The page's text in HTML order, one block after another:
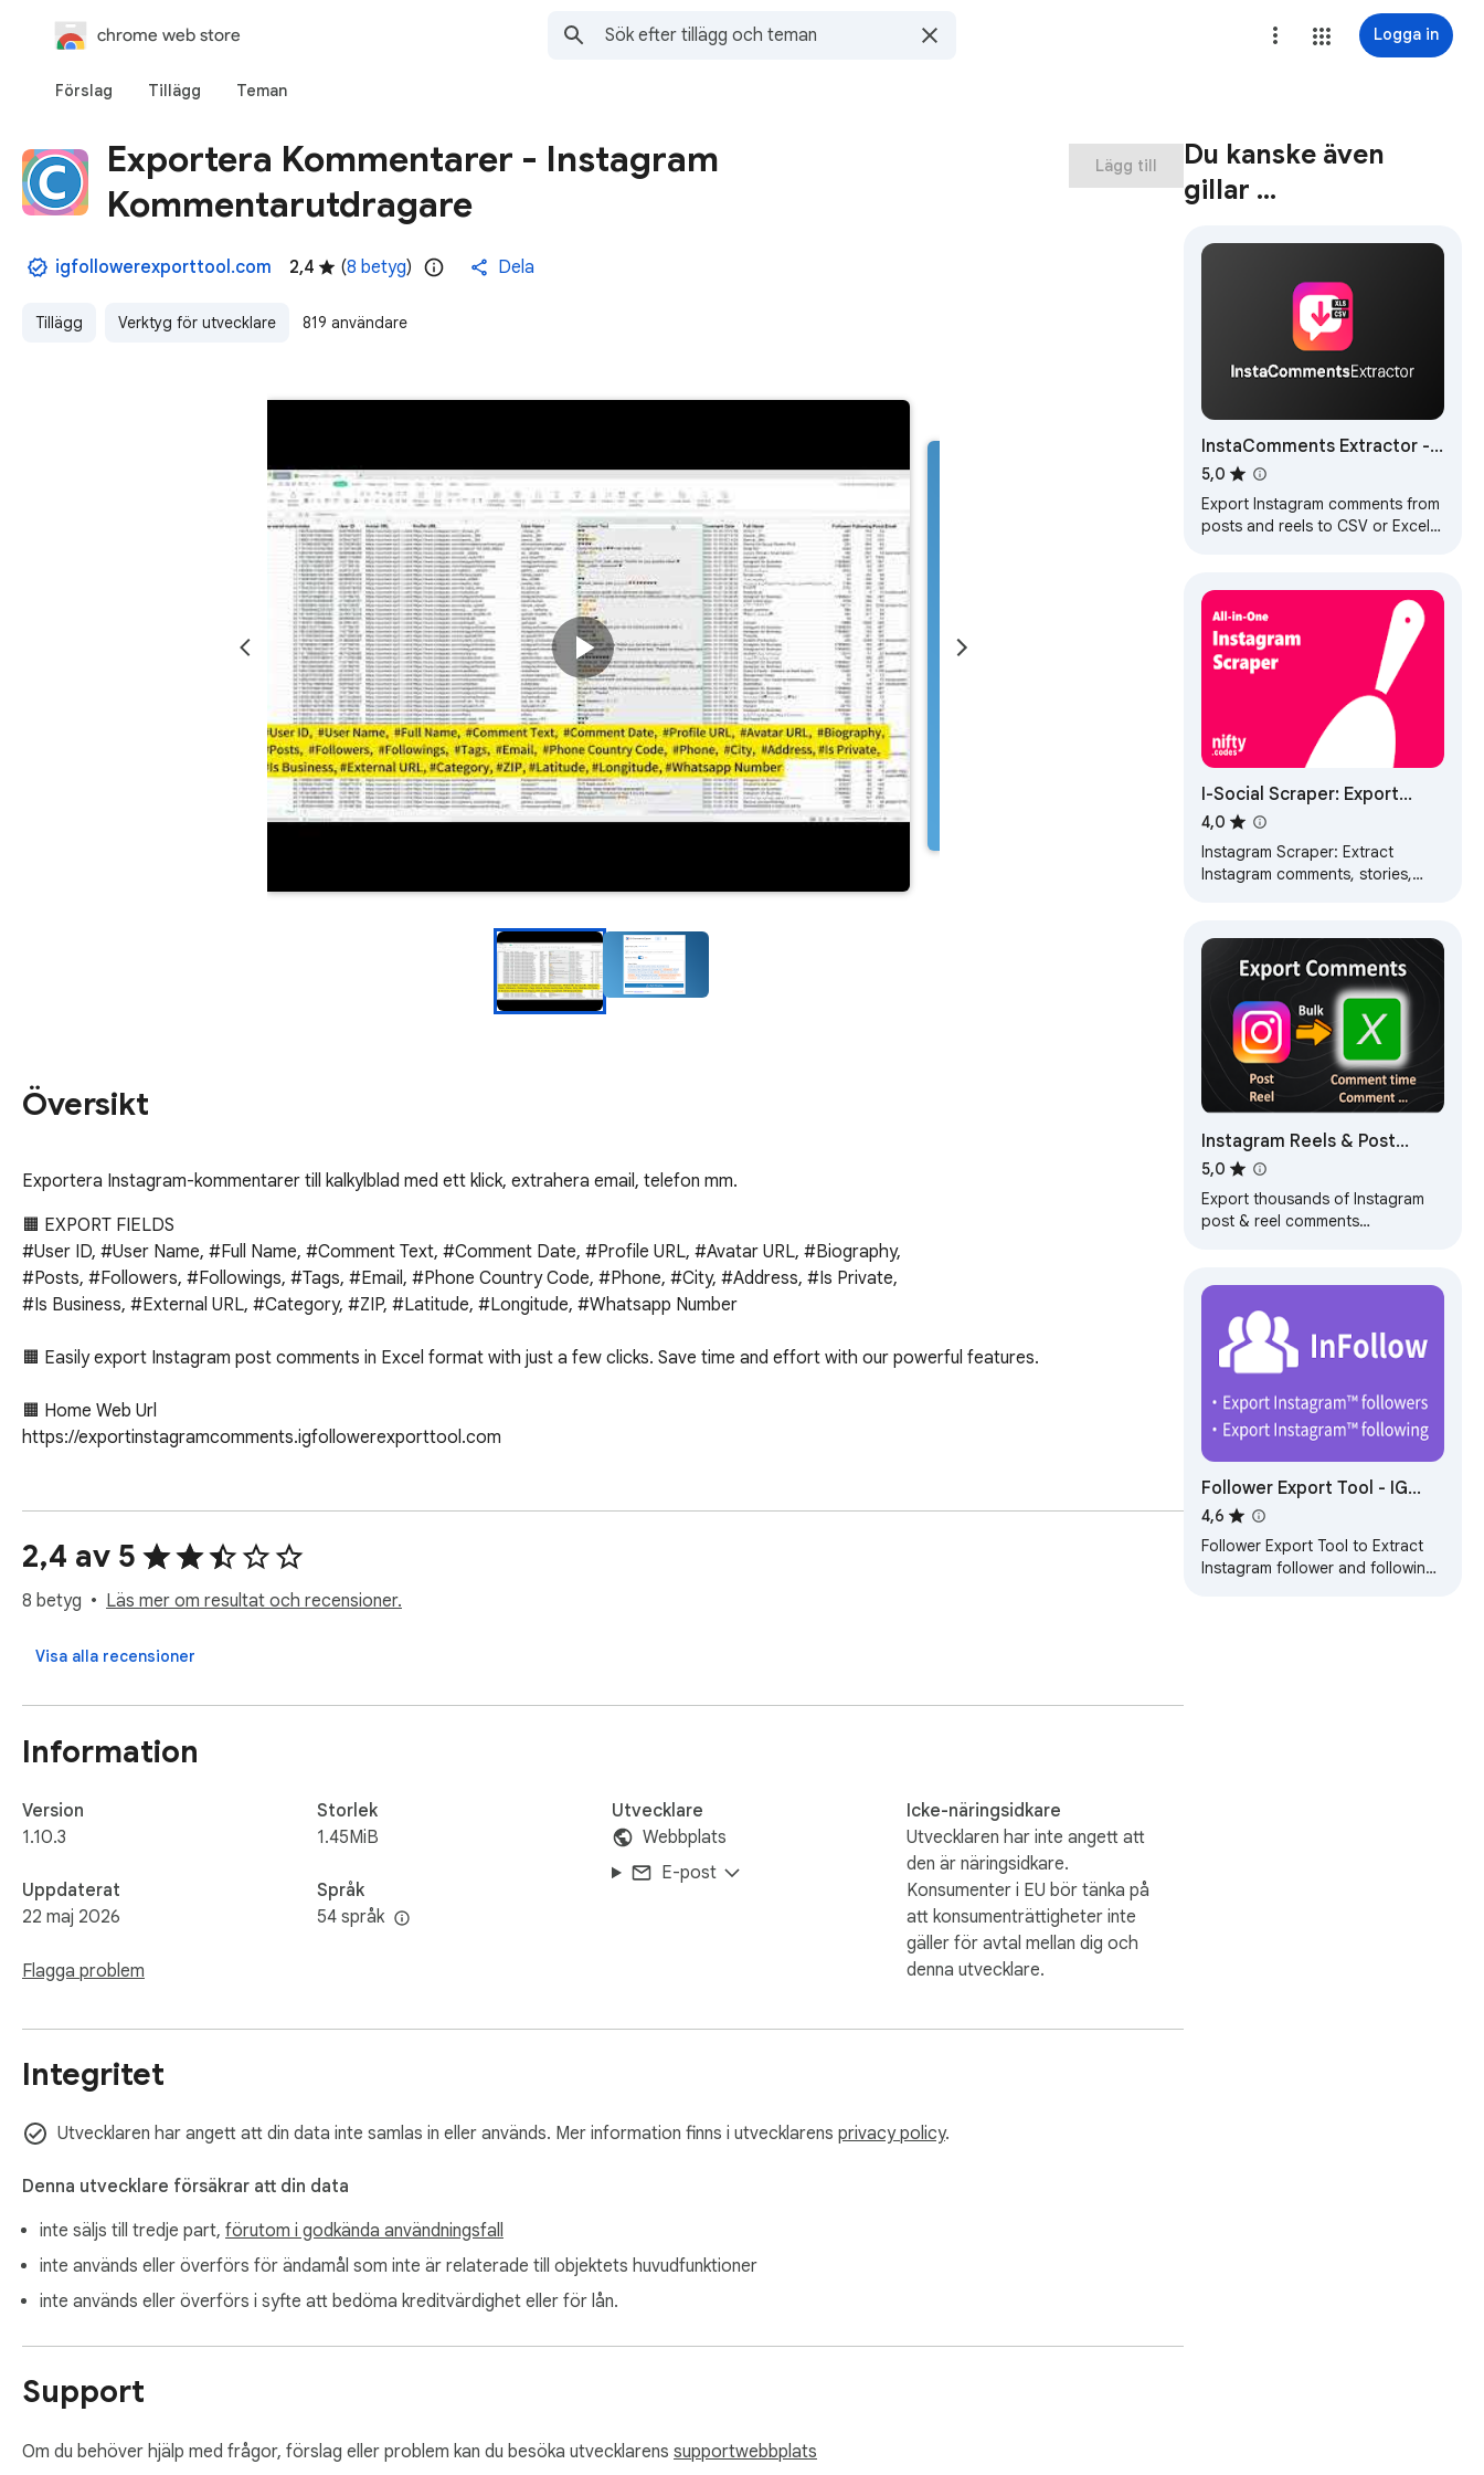
chrome web store Logga in
Förslag Tillägg Teman
Exportera Kommentarer - Instagram
Kommentarutdragare
igfollowerexporttool.com 2,4 (8 betyg) Dela
Tillägg Verktyg för utvecklare 819 användare
Lägg till
Översikt
Exportera Instagram-kommentarer till kalkylblad med ett klick, extrahera email, telefon mm.
🟧 EXPORT FIELDS
#User ID, #User Name, #Full Name, #Comment Text, #Comment Date, #Profile URL, #Avatar URL, #Biography,
#Posts, #Followers, #Followings, #Tags, #Email, #Phone Country Code, #Phone, #City, #Address, #Is Private,
#Is Business, #External URL, #Category, #ZIP, #Latitude, #Longitude, #Whatsapp Number
🟧 Easily export Instagram post comments in Excel format with just a few clicks. Save time and effort with our powerful features.
🟧 Home Web Url
https://exportinstagramcomments.igfollowerexporttool.com
user information, visit history, posts, or social connections.
2,4 av 5
8 betyg Läs mer om resultat och recensioner.
Visa alla recensioner
Information
Version
1.10.3
Uppdaterat
22 maj 2026
Flagga problem
Storlek
1.45MiB
Språk
54 språk
Utvecklare
Webbplats
E-post
Icke-näringsidkare
Utvecklaren har inte angett att
den är näringsidkare.
Konsumenter i EU bör tänka på
att konsumenträttigheter inte
gäller för avtal mellan dig och
denna utvecklare.
Integritet
Utvecklaren har angett att din data inte samlas in eller används. Mer information finns i utvecklarens privacy policy.
Denna utvecklare försäkrar att din data
inte säljs till tredje part, förutom i godkända användningsfall
inte används eller överförs för ändamål som inte är relaterade till objektets huvudfunktioner
inte används eller överförs i syfte att bedöma kreditvärdighet eller för lån.
Support
Om du behöver hjälp med frågor, förslag eller problem kan du besöka utvecklarens supportwebbplats
Du kanske även
gillar …
InstaComments Extractor -
Export IG
5,0
Export Instagram comments from
posts and reels to CSV or Excel.
analysis.
I-Social Scraper: Export
Posts, Profiles, Reels & More
4,0
Instagram Scraper: Extract
Instagram comments, stories,
Instagram Reels & Post
Comments Exporter to CSV-
IGMate
5,0
Export thousands of Instagram
post & reel comments
help with giveaways.
Follower Export Tool - IG
Follow
4,6
Follower Export Tool to Extract
Instagram follower and following